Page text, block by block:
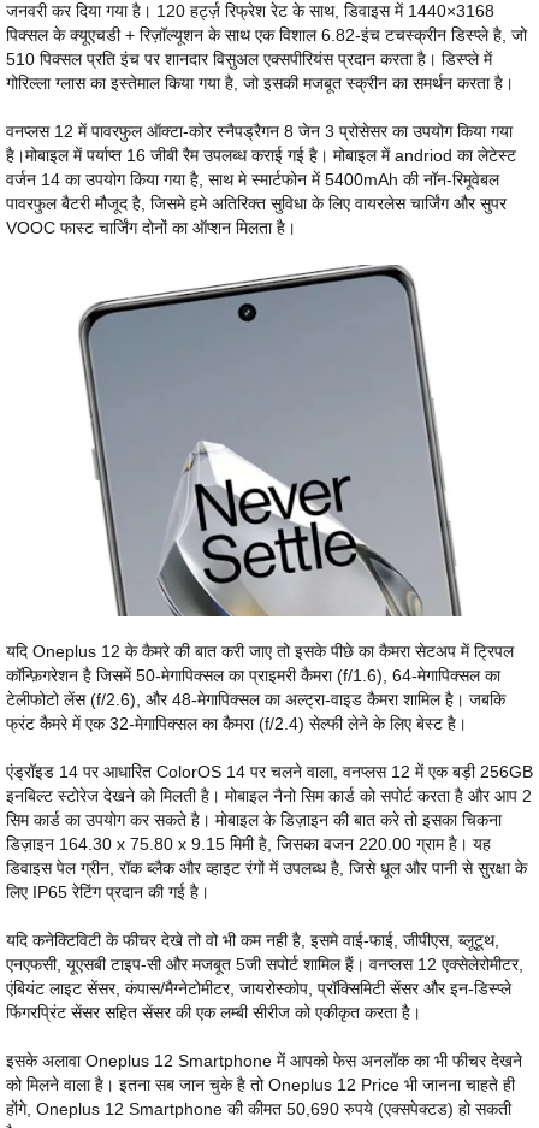
जनवरी कर दिया गया है। 120 हर्ट्ज़ रिफ्रेश रेट के साथ, डिवाइस में 1440×3168
पिक्सल के क्यूएचडी + रिज़ॉल्यूशन के साथ एक विशाल 6.82-इंच टचस्क्रीन डिस्प्ले है, जो
510 पिक्सल प्रति इंच पर शानदार विसुअल एक्सपीरियंस प्रदान करता है। डिस्प्ले में
गोरिल्ला ग्लास का इस्तेमाल किया गया है, जो इसकी मजबूत स्क्रीन का समर्थन करता है।
वनप्लस 12 में पावरफुल ऑक्टा-कोर स्नैपड्रैगन 8 जेन 3 प्रोसेसर का उपयोग किया गया
है।मोबाइल में पर्याप्त 16 जीबी रैम उपलब्ध कराई गई है। मोबाइल में andriod का लेटेस्ट
वर्जन 14 का उपयोग किया गया है, साथ मे स्मार्टफोन में 5400mAh की नॉन-रिमूवेबल
पावरफुल बैटरी मौजूद है, जिसमे हमे अतिरिक्त सुविधा के लिए वायरलेस चार्जिंग और सुपर
VOOC फास्ट चार्जिंग दोनों का ऑप्शन मिलता है।
यदि Oneplus 12 के कैमरे की बात करी जाए तो इसके पीछे का कैमरा सेटअप में ट्रिपल
कॉन्फ़िगरेशन है जिसमें 50-मेगापिक्सल का प्राइमरी कैमरा (f/1.6), 64-मेगापिक्सल का
टेलीफोटो लेंस (f/2.6), और 48-मेगापिक्सल का अल्ट्रा-वाइड कैमरा शामिल है। जबकि
फ्रंट कैमरे में एक 32-मेगापिक्सल का कैमरा (f/2.4) सेल्फी लेने के लिए बेस्ट है।
एंड्रॉइड 14 पर आधारित ColorOS 14 पर चलने वाला, वनप्लस 12 में एक बड़ी 256GB
इनबिल्ट स्टोरेज देखने को मिलती है। मोबाइल नैनो सिम कार्ड को सपोर्ट करता है और आप 2
सिम कार्ड का उपयोग कर सकते है। मोबाइल के डिज़ाइन की बात करे तो इसका चिकना
डिज़ाइन 164.30 x 75.80 x 9.15 मिमी है, जिसका वजन 220.00 ग्राम है। यह
डिवाइस पेल ग्रीन, रॉक ब्लैक और व्हाइट रंगों में उपलब्ध है, जिसे धूल और पानी से सुरक्षा के
लिए IP65 रेटिंग प्रदान की गई है।
यदि कनेक्टिविटी के फीचर देखे तो वो भी कम नही है, इसमे वाई-फाई, जीपीएस, ब्लूटूथ,
एनएफसी, यूएसबी टाइप-सी और मजबूत 5जी सपोर्ट शामिल हैं। वनप्लस 12 एक्सेलेरोमीटर,
एंबियंट लाइट सेंसर, कंपास/मैग्नेटोमीटर, जायरोस्कोप, प्रॉक्सिमिटी सेंसर और इन-डिस्प्ले
फिंगरप्रिंट सेंसर सहित सेंसर की एक लम्बी सीरीज को एकीकृत करता है।
इसके अलावा Oneplus 12 Smartphone में आपको फेस अनलॉक का भी फीचर देखने
को मिलने वाला है। इतना सब जान चुके है तो Oneplus 12 Price भी जानना चाहते ही
होंगे, Oneplus 12 Smartphone की कीमत 50,690 रुपये (एक्सपेक्टड) हो सकती